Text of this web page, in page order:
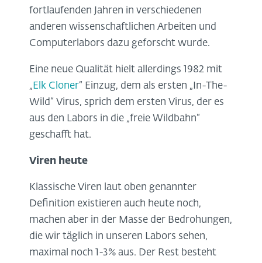
fortlaufenden Jahren in verschiedenen
anderen wissenschaftlichen Arbeiten und
Computerlabors dazu geforscht wurde.
Eine neue Qualität hielt allerdings 1982 mit
„ Elk Cloner“ Einzug, dem als ersten „In-The-
Wild“ Virus, sprich dem ersten Virus, der es
aus den Labors in die „freie Wildbahn“
geschafft hat.
Viren heute
Klassische Viren laut oben genannter
Definition existieren auch heute noch,
machen aber in der Masse der Bedrohungen,
die wir täglich in unseren Labors sehen,
maximal noch 1-3% aus. Der Rest besteht